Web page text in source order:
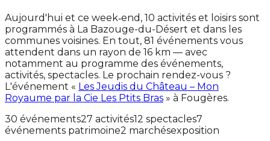
Aujourd'hui et ce week‑end, 10 activités et loisirs sont
programmés à La Bazouge-du-Désert et dans les
communes voisines. En tout, 81 événements vous
attendent dans un rayon de 16 km — avec
notamment au programme des événements,
activités, spectacles. Le prochain rendez-vous ?
L'événement « Les Jeudis du Château – Mon
Royaume par la Cie Les Ptits Bras » à Fougères.
30 événements27 activités12 spectacles7
événements patrimoine2 marchésexposition